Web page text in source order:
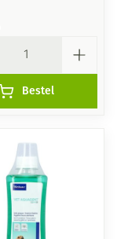
Bestel